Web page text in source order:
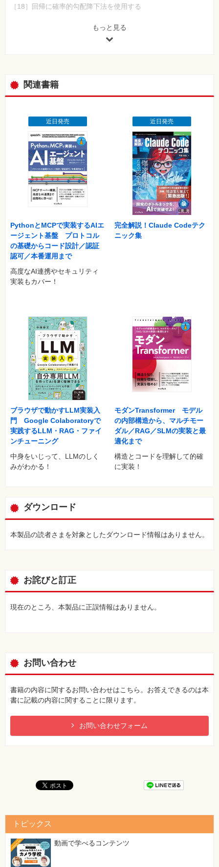
［18］回帰に確率的勾配降下法を使用する
第3章 次元削減―PCAから性能テストまで
第4章 線形モデル―線形回帰からLARSまで
［26］直線をデータに適合させる
［32］LARSによる正則化へのより基本的なアプローチ
第5章 ロジスティック回帰―データの読み込みからパイプライン
［33］UCI Machine Learning Repositoryからデータを読み込む
［34］pandasを使ってPima Indians Diabetesデータセットを可
視化する
［40］コンテキストなしでROC曲線をプロットする
［41］データセットの読み込みからROC曲線のプロットまでを1
つにまとめる：UCI Breast Cancerデータセット
第6章 距離指標を使ったモデルの構築―k-means法からk近傍法
［42］k-means法を使ったデータのクラスタリング
［43］セントロイドの個数を最適化する
［50］回帰にk近傍法（KNN）を使用する
第7章 交差検証とモデル構築後のワークフロー―モデルの選択か
ら永続化まで
［51］交差検証を使ってモデルを選択する
［52］k分割交差検証
［63］L1ノルムによる特徴選択
［64］joblibまたはpickleを使ってモデルを永続化する
第8章 サポートベクトルマシン―線形SVMからサポートベクトル
回帰まで
［65］線形SVMを使ってデータを分類する
［68］サポートベクトル回帰
……
［77］アダブースト（AdaBoost）回帰器のチューニング
［78］scikit-learnでスタッキングアグリゲータを作成する
［81］半教師あり学習によるラベル伝播法
第11章 ニューラルネットワーク
［82］パーセプトロン分類器
［85］単純な推定器を作成する
もっと見る
関連書籍
近日発売
PythonとMCPで実装するAIエ
ージェント基盤 プロトコル
の基礎からコード設計／認証
認可／本番運用まで
高度なAI連携やセキュリティ
実装もカバー！
近日発売
完全解説！Claude Codeテク
ニック集
ブラウザで動かすLLM実装入
門 Google Colaboratoryで
実践するLLM・RAG・ファイ
ンチューニング
中身をいじって、LLMのしく
みがわかる！
モダンTransformer モデル
の内部構造から、マルチモー
ダル／RAG／SLMの実装と最
適化まで
構造とコードを理解して的確
に実装！
ダウンロード
本製品の読者さまを対象としたダウンロード情報はありません。
お詫びと訂正
現在のところ、本製品に正誤情報はありません。
お問い合わせ
書籍の内容に関するお問い合わせはこちら。お答えできるのは本
書に記載の内容に関することに限ります。
お問い合わせフォーム
トピックス
動画で学べるコンテンツ